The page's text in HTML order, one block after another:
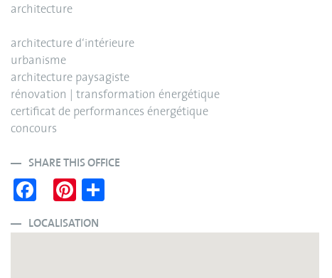
architecture
architecture d‘intérieure
urbanisme
architecture paysagiste
rénovation | transformation énergétique
certificat de performances énergétique
concours
SHARE THIS OFFICE
Fa
ce
bo
Pi
nt
er re
LOCALISATION